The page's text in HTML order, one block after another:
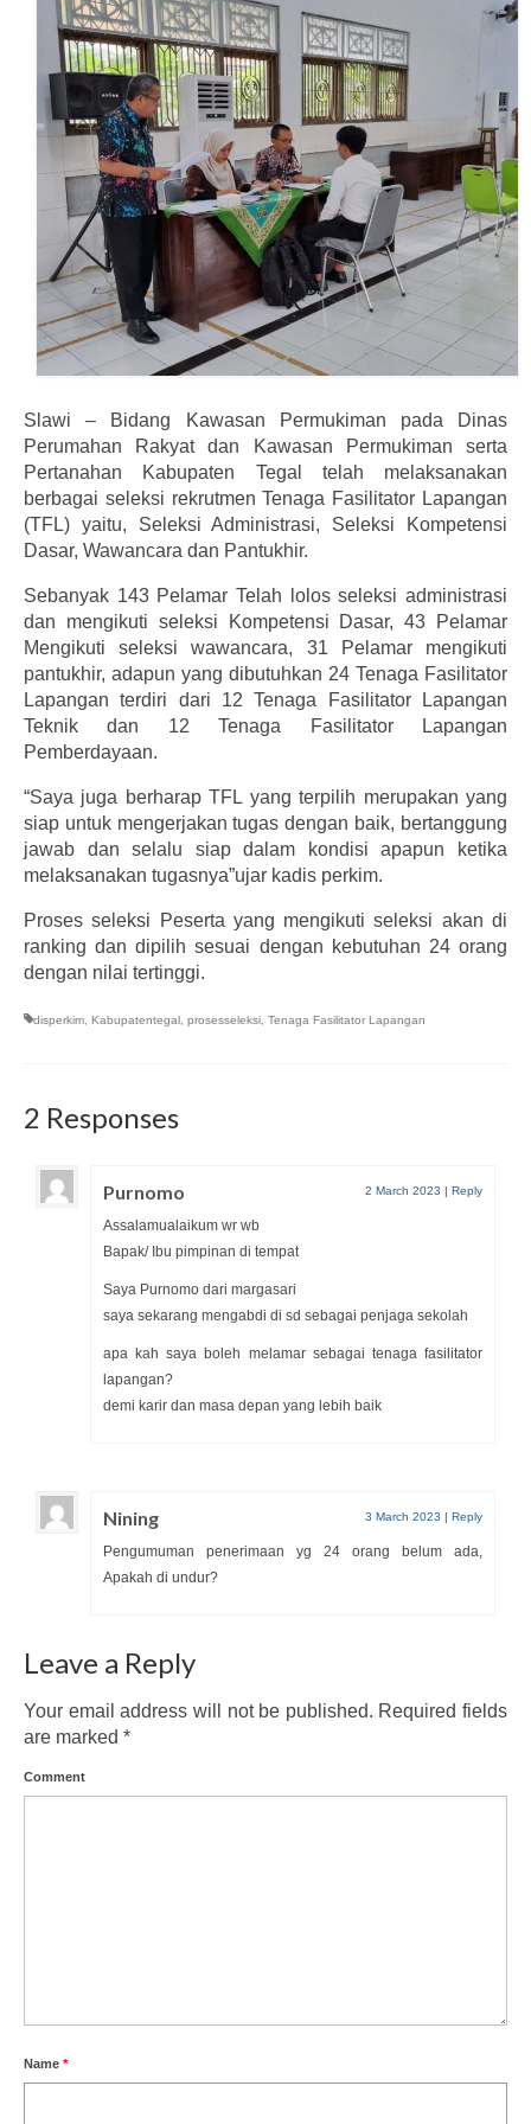
Informasi
Download
Dokumentasi
Hubungi Kami
Slawi – Bidang Kawasan Permukiman pada Dinas
Perumahan Rakyat dan Kawasan Permukiman serta
Pertanahan Kabupaten Tegal telah melaksanakan
berbagai seleksi rekrutmen Tenaga Fasilitator Lapangan
(TFL) yaitu, Seleksi Administrasi, Seleksi Kompetensi
Dasar, Wawancara dan Pantukhir.
Sebanyak 143 Pelamar Telah lolos seleksi administrasi
dan mengikuti seleksi Kompetensi Dasar, 43 Pelamar
Mengikuti seleksi wawancara, 31 Pelamar mengikuti
pantukhir, adapun yang dibutuhkan 24 Tenaga Fasilitator
Lapangan terdiri dari 12 Tenaga Fasilitator Lapangan
Teknik dan 12 Tenaga Fasilitator Lapangan
Pemberdayaan.
“Saya juga berharap TFL yang terpilih merupakan yang
siap untuk mengerjakan tugas dengan baik, bertanggung
jawab dan selalu siap dalam kondisi apapun ketika
melaksanakan tugasnya”ujar kadis perkim.
Proses seleksi Peserta yang mengikuti seleksi akan di
ranking dan dipilih sesuai dengan kebutuhan 24 orang
dengan nilai tertinggi.
disperkim Kabupatentegal prosesseleksi Tenaga Fasilitator Lapangan
2 Responses
Purnomo 2 March 2023 | Reply
Assalamualaikum wr wb
Bapak/ Ibu pimpinan di tempat
Saya Purnomo dari margasari
saya sekarang mengabdi di sd sebagai penjaga sekolah
apa kah saya boleh melamar sebagai tenaga fasilitator
lapangan?
demi karir dan masa depan yang lebih baik
Nining 3 March 2023 | Reply
Pengumuman penerimaan yg 24 orang belum ada,
Apakah di undur?
Leave a Reply
Your email address will not be published. Required fields
are marked *
Comment
Name *